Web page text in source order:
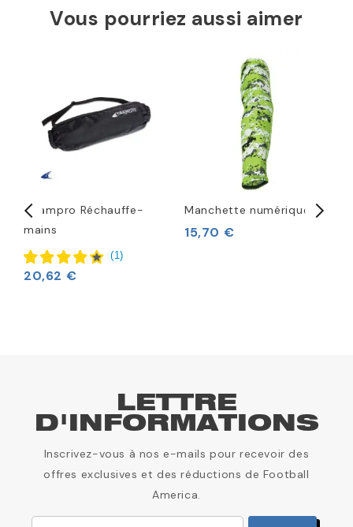
Vous pourriez aussi aimer
Champro Réchauffe-
mains
(1)
20,62 €
Manchette numérique
15,70 €
LETTRE
D'INFORMATIONS
Inscrivez-vous à nos e-mails pour recevoir des
offres exclusives et des réductions de Football
America.